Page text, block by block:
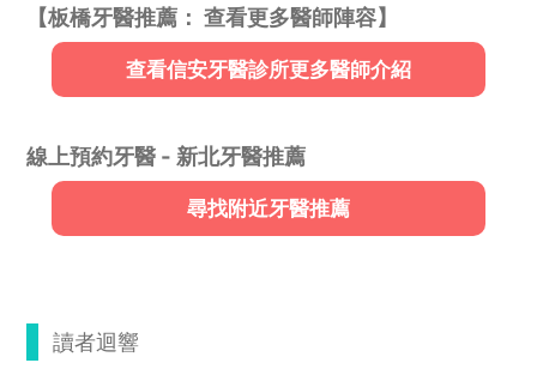
【板橋牙醫推薦： 查看更多醫師陣容】
查看信安牙醫診所更多醫師介紹
線上預約牙醫 - 新北牙醫推薦
尋找附近牙醫推薦
讀者迴響